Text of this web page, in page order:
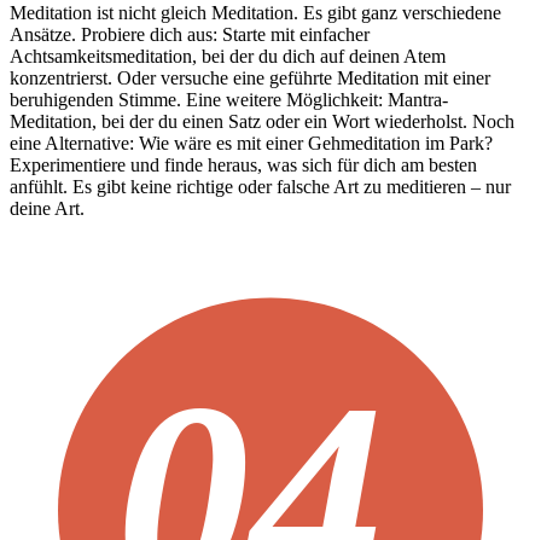
Meditation ist nicht gleich Meditation. Es gibt ganz verschiedene
Ansätze. Probiere dich aus: Starte mit einfacher
Achtsamkeitsmeditation, bei der du dich auf deinen Atem
konzentrierst. Oder versuche eine geführte Meditation mit einer
beruhigenden Stimme. Eine weitere Möglichkeit: Mantra-
Meditation, bei der du einen Satz oder ein Wort wiederholst. Noch
eine Alternative: Wie wäre es mit einer Gehmeditation im Park?
Experimentiere und finde heraus, was sich für dich am besten
anfühlt. Es gibt keine richtige oder falsche Art zu meditieren – nur
deine Art.